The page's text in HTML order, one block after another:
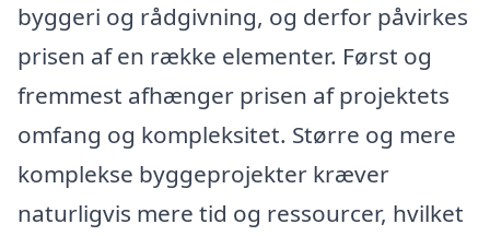
byggeri og rådgivning, og derfor påvirkes
prisen af en række elementer. Først og
fremmest afhænger prisen af projektets
omfang og kompleksitet. Større og mere
komplekse byggeprojekter kræver
naturligvis mere tid og ressourcer, hvilket